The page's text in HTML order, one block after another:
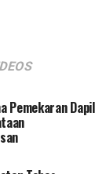
Pemekaran Dapil